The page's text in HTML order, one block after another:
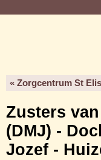
« Zorgcentrum St
Zusters
(DMJ) -
Jozef -